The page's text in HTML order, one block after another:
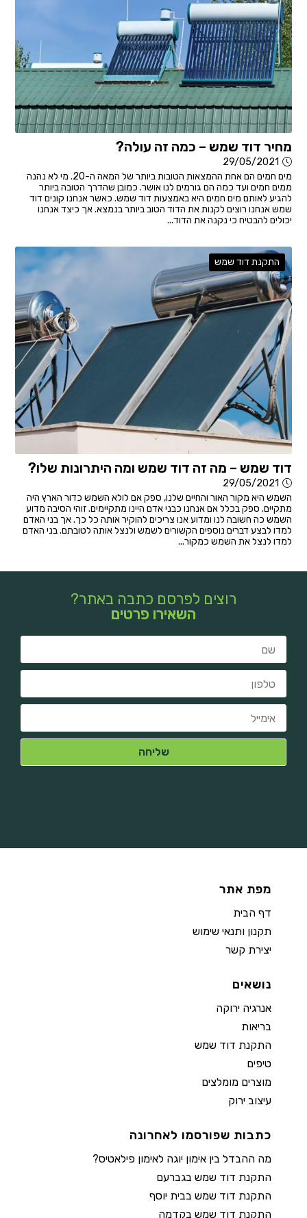
מחיר דוד שמש – כמה זה עולה?
29/05/2021
מים חמים הם אחת ההמצאות הטובות ביותר של המאה ה-20. מי לא נהנה
ממים חמים ועד כמה הם גורמים לנו אושר. כמובן שהדרך הטובה ביותר
להגיע לאותם מים חמים היא באמצעות דוד שמש. כאשר אנחנו קונים דוד
שמש אנחנו רוצים לקנות את הדוד הטוב ביותר בנמצא. אך כיצד אנחנו
יכולים להבטיח כי נקנה את הדוד...
התקנת דוד שמש
דוד שמש – מה זה דוד שמש ומה היתרונות שלו?
29/05/2021
השמש היא מקור האור והחיים שלנו, ספק אם לולא השמש כדור הארץ היה
מתקיים. ספק בכלל אם אנחנו כבני אדם היינו מתקיימים. זוהי הסיבה מדוע
השמש כה חשובה לנו ומדוע אנו צריכים להוקיר אותה כל כך. אך בני האדם
למדו לבצע דברים נוספים הקשורים לשמש ולנצל אותה לטובתם. בני האדם
למדו לנצל את השמש כמקור...
רוצים לפרסם כתבה באתר?
השאירו פרטים
מפת אתר
דף הבית
תקנון ותנאי שימוש
יצירת קשר
נושאים
אנרגיה ירוקה
בריאות
התקנת דוד שמש
טיפים
מוצרים מומלצים
עיצוב ירוק
כתבות שפורסמו לאחרונה
מה ההבדל בין אימון יוגה לאימון פילאטיס?
התקנת דוד שמש בגברעם
התקנת דוד שמש בבית יוסף
התקנת דוד שמש בקדמה